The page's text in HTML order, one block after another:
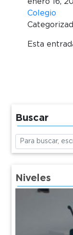
Colegio
Esta
Buscar
Niveles